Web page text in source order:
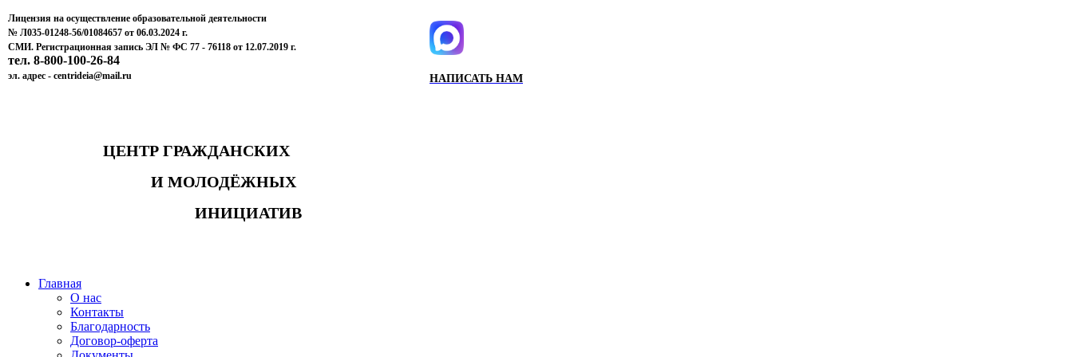
Лицензия на осуществление образовательной деятельности
№ Л035-01248-56/01084657 от 06.03.2024 г.
СМИ. Регистрационная запись ЭЛ № ФС 77 - 76118 от 12.07.2019 г.
тел. 8-800-100-26-84
эл. адрес - centrideia@mail.ru НАПИСАТЬ НАМ
ЦЕНТР ГРАЖДАНСКИХ
И МОЛОДЁЖНЫХ
ИНИЦИАТИВ
Главная
О нас
Контакты
Благодарность
Договор-оферта